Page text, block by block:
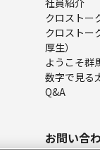
社員紹介
クロストー
クロストー
厚生）
ようこそ群
数字で見る
Q&A
お問い合